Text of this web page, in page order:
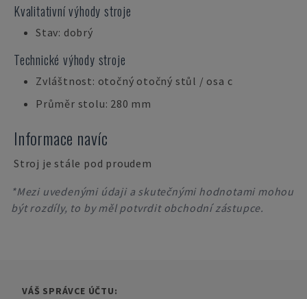
Kvalitativní výhody stroje
Stav: dobrý
Technické výhody stroje
Zvláštnost: otočný otočný stůl / osa c
Průměr stolu: 280 mm
Informace navíc
Stroj je stále pod proudem
*Mezi uvedenými údaji a skutečnými hodnotami mohou
být rozdíly, to by měl potvrdit obchodní zástupce.
VÁŠ SPRÁVCE ÚČTU: